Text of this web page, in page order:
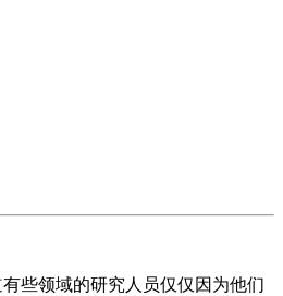
些领域的研究人员仅仅因为他们